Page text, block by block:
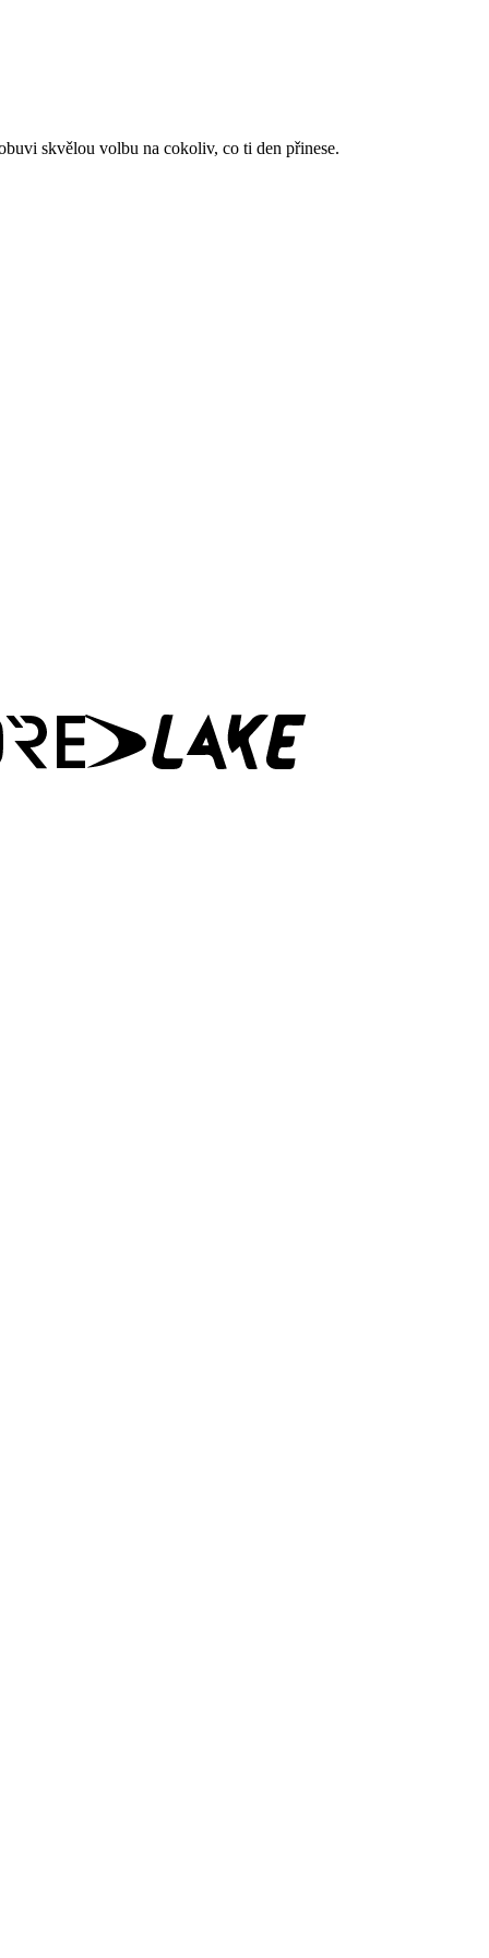
skvělou volbu na cokoliv, co ti den přinese.